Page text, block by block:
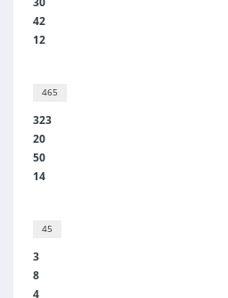
42
12
465
323
20
50
14
45
3
8